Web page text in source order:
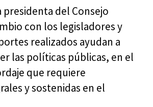
del Consejo
con los legisladores y
realizados ayudan a
las políticas públicas, en el
que requiere
y sostenidas en el